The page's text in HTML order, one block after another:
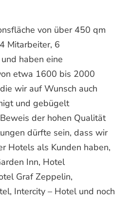
von über 450 qm
Mitarbeiter, 6
haben eine
etwa 1600 bis 2000
wir auf Wunsch auch
und gebügelt
der hohen Qualität
dürfte sein, dass wir
Hotels als Kunden haben,
Inn, Hotel
Graf Zeppelin,
Intercity – Hotel und noch